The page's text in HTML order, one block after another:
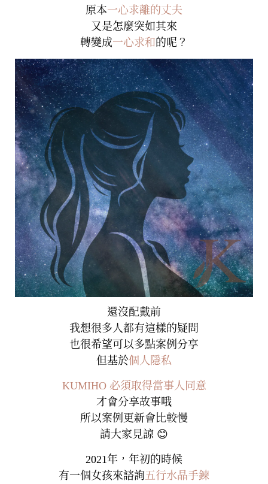
原本一心求離的丈夫
又是怎麼突如其來
轉變成一心求和的呢？
還沒配戴前
我想很多人都有這樣的疑問
也很希望可以多點案例分享
但基於個人隱私
KUMIHO 必須取得當事人同意
才會分享故事哦
所以案例更新會比較慢
請大家見諒 😊
2021年，年初的時候
有一個女孩來諮詢 五行水晶手鍊